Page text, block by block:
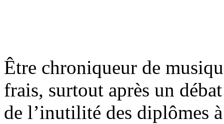
Être chroniqueur de
frais, surtout après un
de l’inutilité des diplômes